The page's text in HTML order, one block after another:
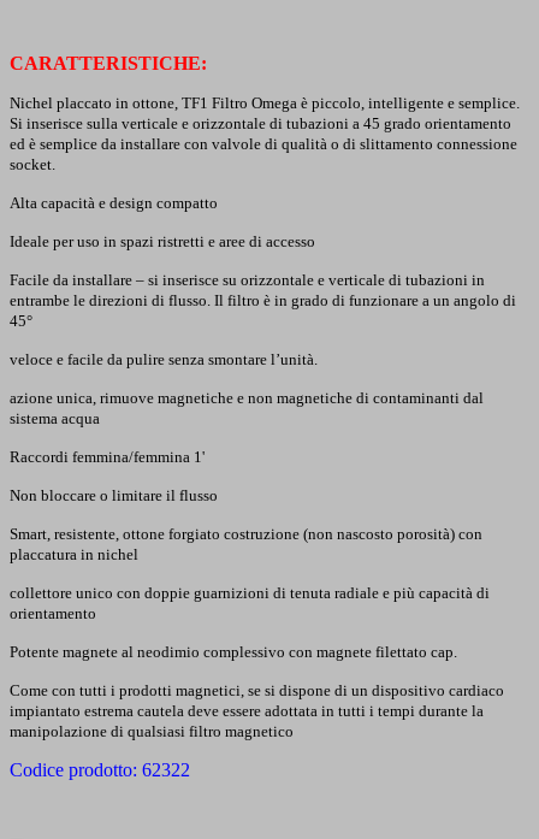
CARATTERISTICHE:
Nichel placcato in ottone, TF1 Filtro Omega è piccolo, intelligente e semplice.
Si inserisce sulla verticale e orizzontale di tubazioni a 45 grado orientamento
ed è semplice da installare con valvole di qualità o di slittamento connessione
socket.
Alta capacità e design compatto
Ideale per uso in spazi ristretti e aree di accesso
Facile da installare – si inserisce su orizzontale e verticale di tubazioni in
entrambe le direzioni di flusso. Il filtro è in grado di funzionare a un angolo di
45°
veloce e facile da pulire senza smontare l’unità.
azione unica, rimuove magnetiche e non magnetiche di contaminanti dal
sistema acqua
Raccordi femmina/femmina 1'
Non bloccare o limitare il flusso
Smart, resistente, ottone forgiato costruzione (non nascosto porosità) con
placcatura in nichel
collettore unico con doppie guarnizioni di tenuta radiale e più capacità di
orientamento
Potente magnete al neodimio complessivo con magnete filettato cap.
Come con tutti i prodotti magnetici, se si dispone di un dispositivo cardiaco
impiantato estrema cautela deve essere adottata in tutti i tempi durante la
manipolazione di qualsiasi filtro magnetico
Codice prodotto: 62322